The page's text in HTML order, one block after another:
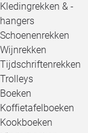
Kledingrekken & -
hangers
Schoenenrekken
Wijnrekken
Tijdschriftenrekken
Trolleys
Boeken
Koffietafelboeken
Kookboeken